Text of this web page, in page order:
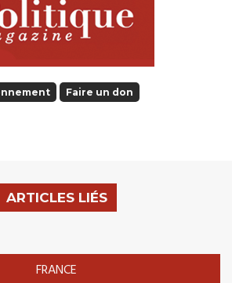
Faire un don
ARTICLES LIÉS
FRANCE